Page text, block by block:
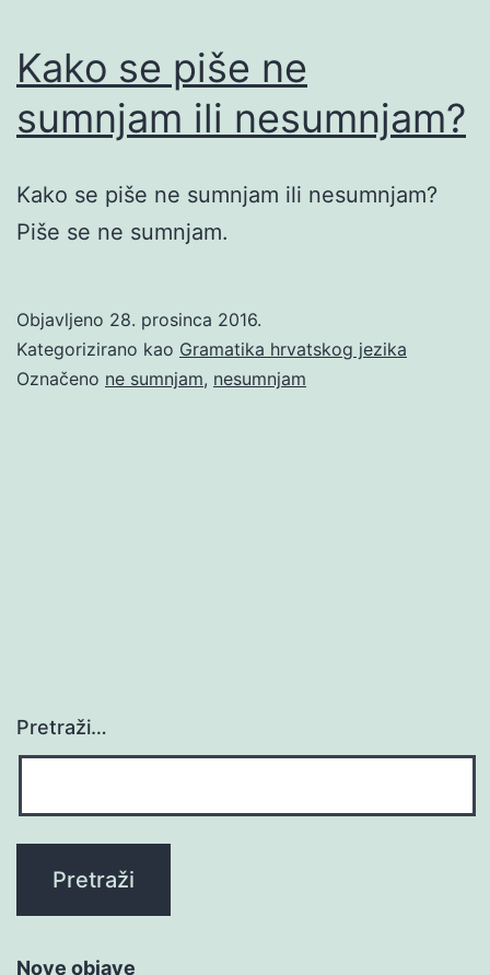
Kako se piše ne
sumnjam ili nesumnjam?
Kako se piše ne sumnjam ili nesumnjam?
Piše se ne sumnjam.
Objavljeno 28. prosinca 2016.
Kategorizirano kao Gramatika hrvatskog jezika
Označeno ne sumnjam, nesumnjam
Pretraži…
Nove objave